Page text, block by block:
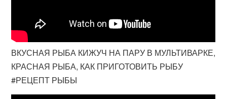
ВКУСНАЯ РЫБА КИЖУЧ НА ПАРУ В МУЛЬТИВАРКЕ,
КРАСНАЯ РЫБА, КАК ПРИГОТОВИТЬ РЫБУ
#РЕЦЕПТ РЫБЫ